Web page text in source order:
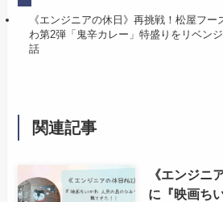
《エンジニアの休日》再挑戦！松屋フー
わ第2弾「鬼辛カレー」特盛りをリベン
話
関連記事
《エンジニ
に『映画ち